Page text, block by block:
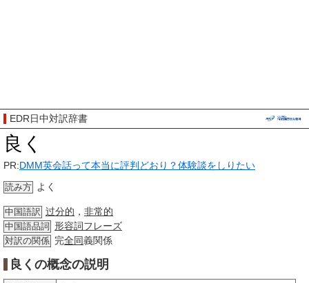
EDR日中対訳辞書
良く
PR:DMM英会話って本当に評判どおり？体験談をしりたい
読み方 よく
中国語訳 过分的 ， 非常的
中国語品詞 形容詞フレーズ
対訳の関係 完全同義関係
良くの概念の説明